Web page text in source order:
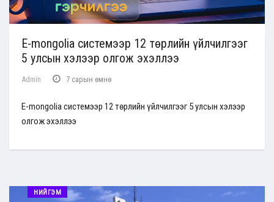
E-mongolia системээр 12 төрлийн үйлчилгээг
5 улсын хэлээр олгож эхэллээ
Admin 7 сарын өмнө
E-mongolia системээр 12 төрлийн үйлчилгээг 5 улсын хэлээр
олгож эхэллээ
НИЙГЭМ